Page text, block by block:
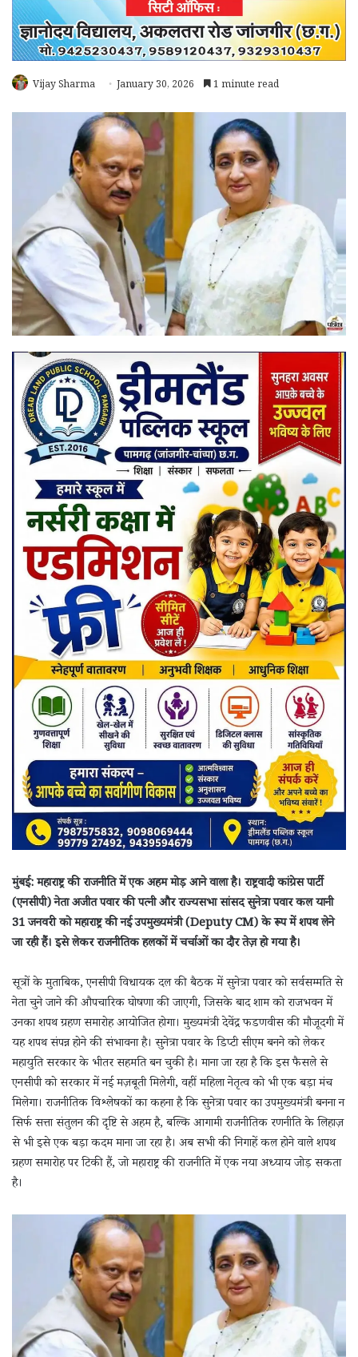
Vijay Sharma January 30, 2026 1 minute read
मुंबई: महाराष्ट्र की राजनीति में एक अहम मोड़ आने वाला है। राष्ट्रवादी कांग्रेस पार्टी
(एनसीपी) नेता अजीत पवार की पत्नी और राज्यसभा सांसद सुनेत्रा पवार कल यानी
31 जनवरी को महाराष्ट्र की नई उपमुख्यमंत्री (Deputy CM) के रूप में शपथ लेने
जा रही हैं। इसे लेकर राजनीतिक हलकों में चर्चाओं का दौर तेज़ हो गया है।
सूत्रों के मुताबिक, एनसीपी विधायक दल की बैठक में सुनेत्रा पवार को सर्वसम्मति से
नेता चुने जाने की औपचारिक घोषणा की जाएगी, जिसके बाद शाम को राजभवन में
उनका शपथ ग्रहण समारोह आयोजित होगा। मुख्यमंत्री देवेंद्र फडणवीस की मौजूदगी में
यह शपथ संपन्न होने की संभावना है। सुनेत्रा पवार के डिप्टी सीएम बनने को लेकर
महायुति सरकार के भीतर सहमति बन चुकी है। माना जा रहा है कि इस फैसले से
एनसीपी को सरकार में नई मज़बूती मिलेगी, वहीं महिला नेतृत्व को भी एक बड़ा मंच
मिलेगा। राजनीतिक विश्लेषकों का कहना है कि सुनेत्रा पवार का उपमुख्यमंत्री बनना न
सिर्फ सत्ता संतुलन की दृष्टि से अहम है, बल्कि आगामी राजनीतिक रणनीति के लिहाज़
से भी इसे एक बड़ा कदम माना जा रहा है। अब सभी की निगाहें कल होने वाले शपथ
ग्रहण समारोह पर टिकी हैं, जो महाराष्ट्र की राजनीति में एक नया अध्याय जोड़ सकता
है।